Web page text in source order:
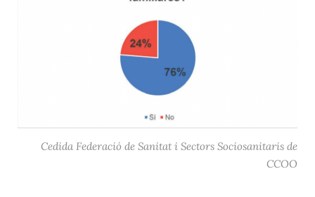
Cedida Federació de Sanitat i Sectors Sociosanitaris de
CCOO